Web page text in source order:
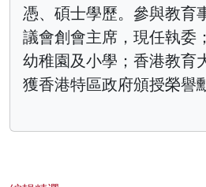
憑、碩士學歷。參與教育
議會創會主席，現任執委
幼稚園及小學；香港教育
獲香港特區政府頒授榮譽